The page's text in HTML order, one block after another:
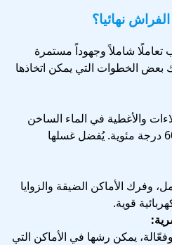
نهائيا؟
شاملاً وجهوداً مستمرة
بعض الخطوات التي يمكن اتخاذها
والأغطية في الماء الساخن
على درجة حرارة لا تقل عن 60 درجة مئوية. يُفضل غسلها
وفرك الأماكن الضيقة والزوايا
قوية.
يمكن رشها في الأماكن التي